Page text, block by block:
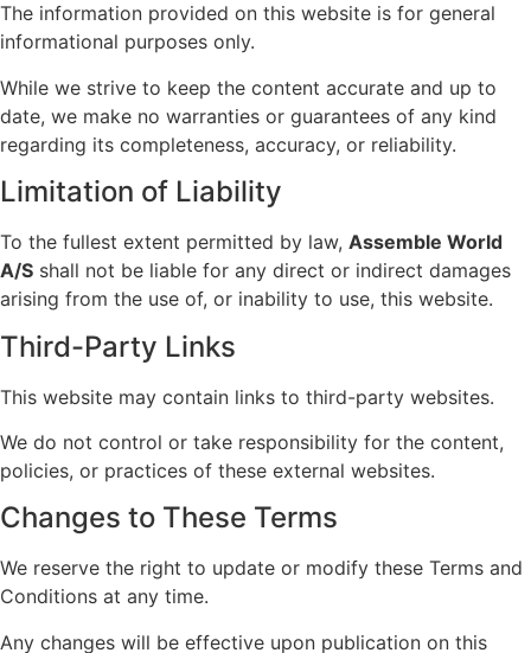
The information provided on this website is for general
informational purposes only.
While we strive to keep the content accurate and up to
date, we make no warranties or guarantees of any kind
regarding its completeness, accuracy, or reliability.
Limitation of Liability
To the fullest extent permitted by law, Assemble World
A/S shall not be liable for any direct or indirect damages
arising from the use of, or inability to use, this website.
Third-Party Links
This website may contain links to third-party websites.
We do not control or take responsibility for the content,
policies, or practices of these external websites.
Changes to These Terms
We reserve the right to update or modify these Terms and
Conditions at any time.
Any changes will be effective upon publication on this